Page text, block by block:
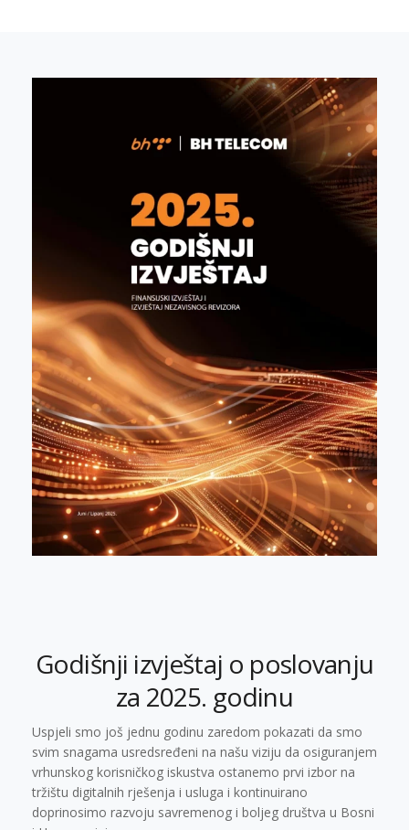
Godišnji izvještaj o poslovanju
za 2025. godinu
Uspjeli smo još jednu godinu zaredom pokazati da smo
svim snagama usredsređeni na našu viziju da osiguranjem
vrhunskog korisničkog iskustva ostanemo prvi izbor na
tržištu digitalnih rješenja i usluga i kontinuirano
doprinosimo razvoju savremenog i boljeg društva u Bosni